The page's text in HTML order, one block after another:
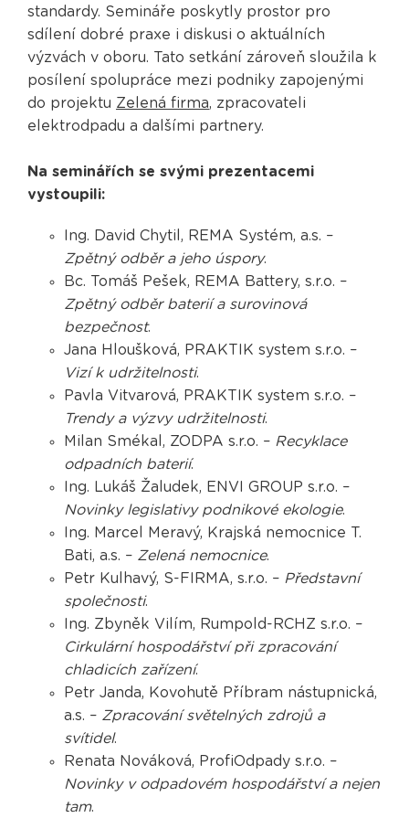
standardy. Semináře poskytly prostor pro
sdílení dobré praxe i diskusi o aktuálních
výzvách v oboru. Tato setkání zároveň sloužila k
posílení spolupráce mezi podniky zapojenými
do projektu Zelená firma, zpracovateli
elektrodpadu a dalšími partnery.
Na seminářích se svými prezentacemi
vystoupili:
Ing. David Chytil, REMA Systém, a.s. –
Zpětný odběr a jeho úspory.
Bc. Tomáš Pešek, REMA Battery, s.r.o. –
Zpětný odběr baterií a surovinová
bezpečnost.
Jana Hloušková, PRAKTIK system s.r.o. –
Vizí k udržitelnosti.
Pavla Vitvarová, PRAKTIK system s.r.o. –
Trendy a výzvy udržitelnosti.
Milan Smékal, ZODPA s.r.o. – Recyklace
odpadních baterií.
Ing. Lukáš Žaludek, ENVI GROUP s.r.o. –
Novinky legislativy podnikové ekologie.
Ing. Marcel Meravý, Krajská nemocnice T.
Bati, a.s. – Zelená nemocnice.
Petr Kulhavý, S-FIRMA, s.r.o. – Představní
společnosti.
Ing. Zbyněk Vilím, Rumpold-RCHZ s.r.o. –
Cirkulární hospodářství při zpracování
chladicích zařízení.
Petr Janda, Kovohutě Příbram nástupnická,
a.s. – Zpracování světelných zdrojů a
svítidel.
Renata Nováková, ProfiOdpady s.r.o. –
Novinky v odpadovém hospodářství a nejen
tam.